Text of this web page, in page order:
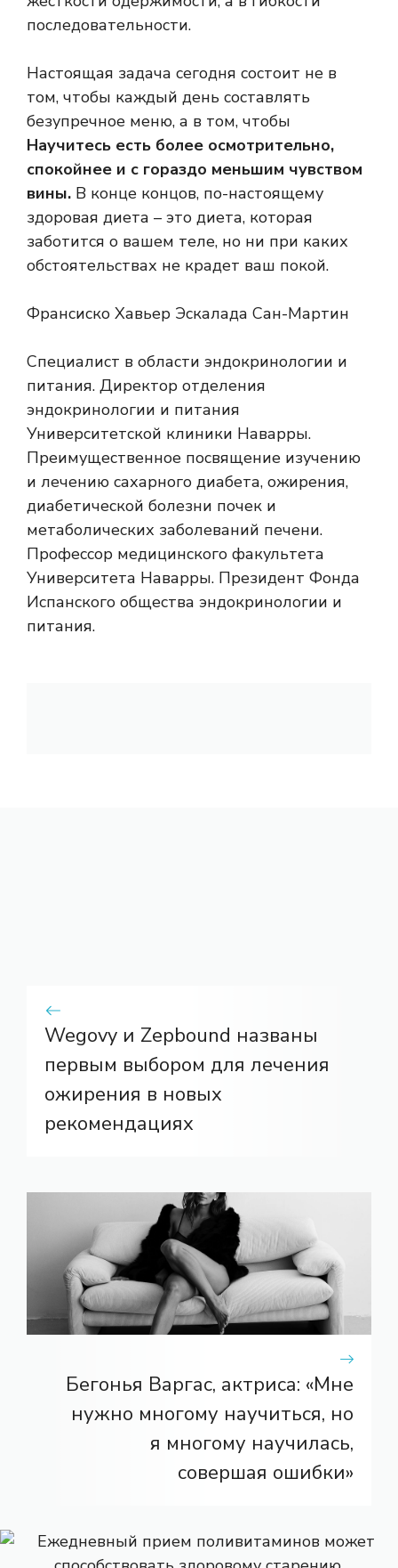
последовательности.
Настоящая задача сегодня состоит не в
том, чтобы каждый день составлять
безупречное меню, а в том, чтобы
Научитесь есть более осмотрительно,
спокойнее и с гораздо меньшим чувством
вины. В конце концов, по-настоящему
здоровая диета – это диета, которая
заботится о вашем теле, но ни при каких
обстоятельствах не крадет ваш покой.
Франсиско Хавьер Эскалада Сан-Мартин
Специалист в области эндокринологии и
питания. Директор отделения
эндокринологии и питания
Университетской клиники Наварры.
Преимущественное посвящение изучению
и лечению сахарного диабета, ожирения,
диабетической болезни почек и
метаболических заболеваний печени.
Профессор медицинского факультета
Университета Наварры. Президент Фонда
Испанского общества эндокринологии и
питания.
Wegovy и Zepbound названы
первым выбором для лечения
ожирения в новых
рекомендациях
Бегонья Варгас, актриса: «Мне
нужно многому научиться, но
я многому научилась,
совершая ошибки»